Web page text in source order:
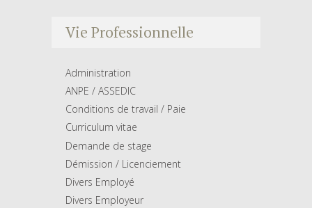
Vie Professionnelle
Administration
ANPE / ASSEDIC
Conditions de travail / Paie
Curriculum vitae
Demande de stage
Démission / Licenciement
Divers Employé
Divers Employeur